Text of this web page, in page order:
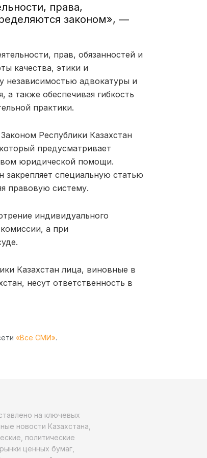
права,
законом», —
прав, обязанностей и
качества, этики и
независимостью адвокатуры и
также обеспечивая гибкость
практики.
Республики Казахстан
предусматривает
юридической помощи.
закрепляет специальную статью
правовую систему.
индивидуального
а при
Казахстан лица, виновные в
несут ответственность в
«Все СМИ».
на ключевых
новости Казахстана,
политические
ценных бумаг,